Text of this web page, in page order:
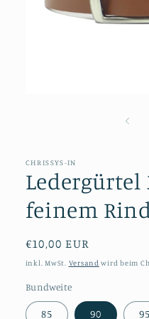
CHRISSYS-IN
Ledergürtel
feinem
Normaler
Preis
€10,00 EUR
inkl. MwSt. Versand wird beim
Bundweite
85 90 95